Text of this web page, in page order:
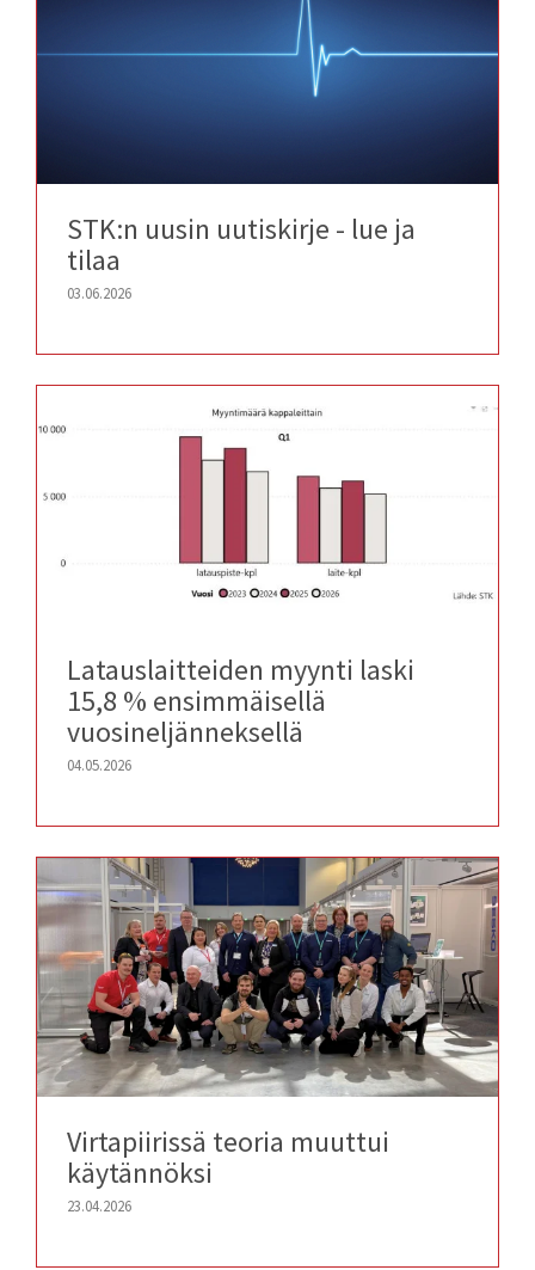
STK:n uusin uutiskirje - lue ja
tilaa
03.06.2026
Latauslaitteiden myynti laski
15,8 % ensimmäisellä
vuosineljänneksellä
04.05.2026
Virtapiirissä teoria muuttui
käytännöksi
23.04.2026